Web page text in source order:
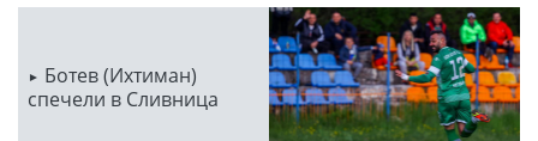
Ботев (Ихтиман)
спечели в Сливница